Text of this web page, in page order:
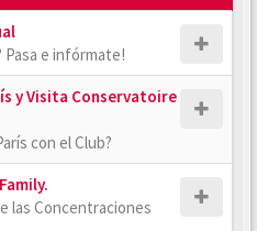
Pasa e infórmate!
y Visita Conservatoire
con el Club?
las Concentraciones